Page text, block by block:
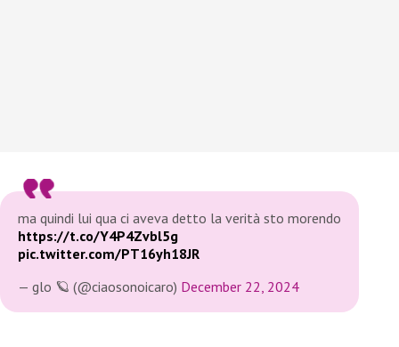
ma quindi lui qua ci aveva detto la verità sto morendo
https://t.co/Y4P4Zvbl5g
pic.twitter.com/PT16yh18JR
— glo 🪐 (@ciaosonoicaro) December 22, 2024